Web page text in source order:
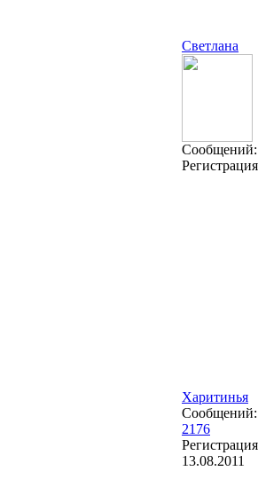
Светлана
Сообщений:
Харитинья
Сообщений:
2176
13.08.2011